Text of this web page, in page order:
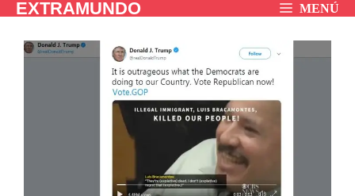
Saltar
contenido
EXTRAMUNDO MENÚ